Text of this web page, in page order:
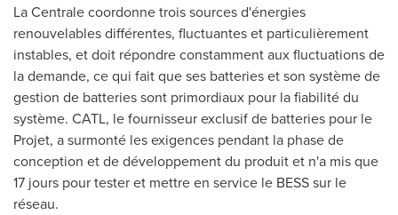
La Centrale coordonne trois sources d'énergies
renouvelables différentes, fluctuantes et particulièrement
instables, et doit répondre constamment aux fluctuations de
la demande, ce qui fait que ses batteries et son système de
gestion de batteries sont primordiaux pour la fiabilité du
système. CATL, le fournisseur exclusif de batteries pour le
Projet, a surmonté les exigences pendant la phase de
conception et de développement du produit et n'a mis que
17 jours pour tester et mettre en service le BESS sur le
réseau.